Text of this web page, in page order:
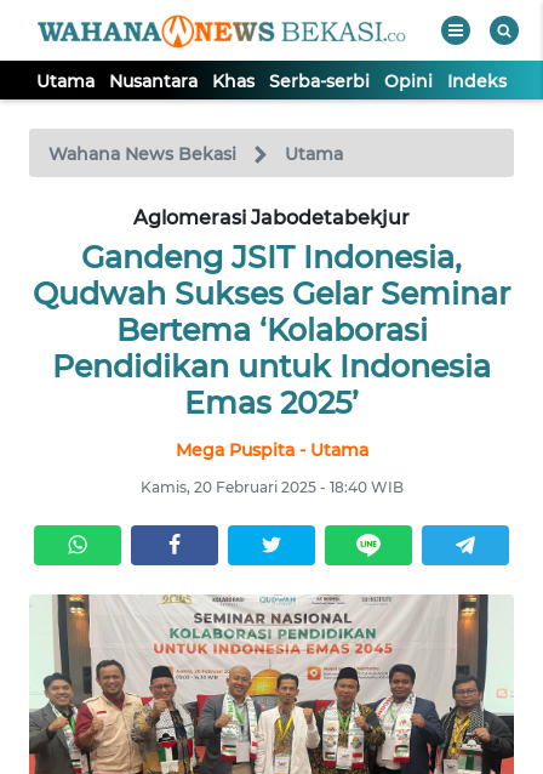
Utama Nusantara Khas Serba-serbi Opini Indeks
Wahana News Bekasi Utama
Aglomerasi Jabodetabekjur
Gandeng JSIT Indonesia,
Qudwah Sukses Gelar Seminar
Bertema ‘Kolaborasi
Pendidikan untuk Indonesia
Emas 2025’
Mega Puspita - Utama
Kamis, 20 Februari 2025 - 18:40 WIB
TV
Tutup
NUSANTARA
KHAS
OPINI
INDEKS
BERITA
KONTAK
KAMI